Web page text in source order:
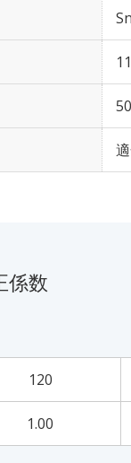
Sn
係数
120
1.00